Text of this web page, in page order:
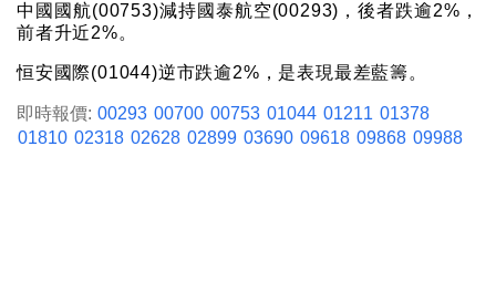
中國國航(00753)減持國泰航空(00293)，後者跌逾2%，
前者升近2%。
恒安國際(01044)逆市跌逾2%，是表現最差藍籌。
即時報價: 00293 00700 00753 01044 01211 01378
01810 02318 02628 02899 03690 09618 09868 09988